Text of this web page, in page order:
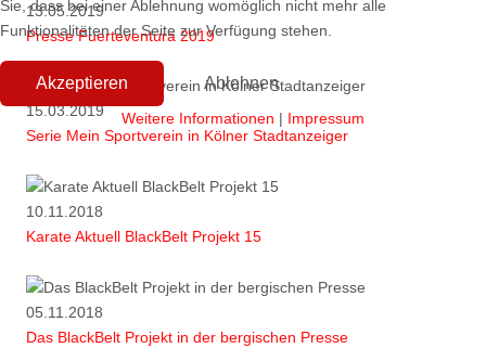
13.05.2019
Presse Fuerteventura 2019
15.03.2019
Serie Mein Sportverein in Kölner Stadtanzeiger
10.11.2018
Karate Aktuell BlackBelt Projekt 15
05.11.2018
Das BlackBelt Projekt in der bergischen Presse
Sie, dass bei einer Ablehnung womöglich nicht mehr alle
Funktionalitäten der Seite zur Verfügung stehen.
Akzeptieren Ablehnen
Weitere Informationen | Impressum